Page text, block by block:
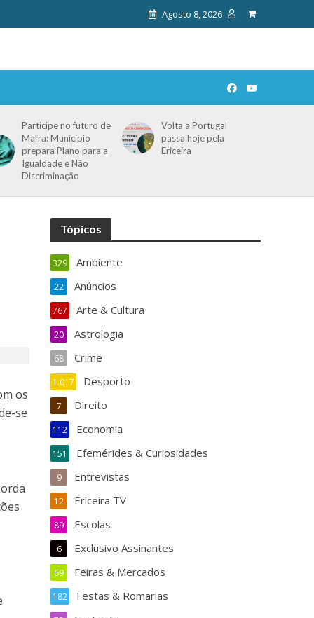
Agosto 8, 2026
Participe no futuro de
Mafra: Município
prepara Plano para a
Igualdade e Não
Discriminação
Volta a Portugal
passa hoje pela
Ericeira
os
se
Tópicos
Ambiente
329
Anúncios
22
Arte & Cultura
767
Astrologia
20
Crime
68
Desporto
1.017
Direito
7
Economia
112
Efemérides & Curiosidades
151
Entrevistas
9
Ericeira TV
12
Escolas
89
Exclusivo Assinantes
6
Feiras & Mercados
69
Festas & Romarias
182